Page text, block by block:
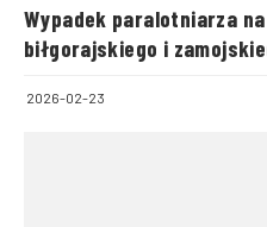
Wypadek paralotniarza
biłgorajskiego i
2026-02-23